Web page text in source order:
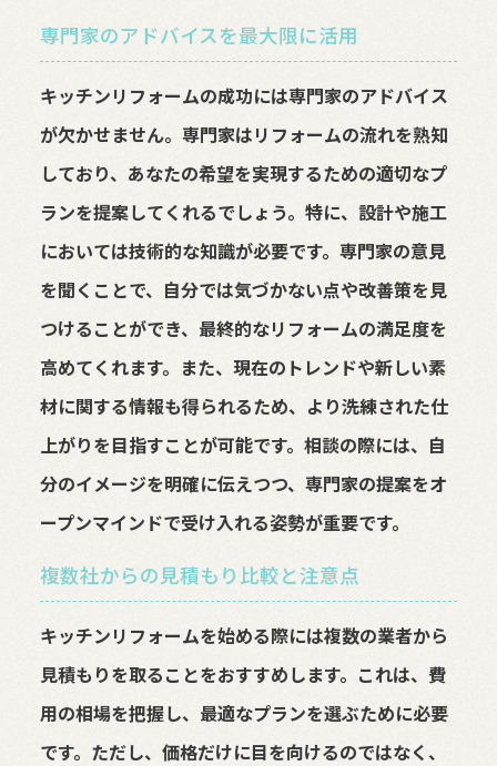
専門家のアドバイスを最大限に活用
キッチンリフォームの成功には専門家のアドバイス
が欠かせません。専門家はリフォームの流れを熟知
しており、あなたの希望を実現するための適切なプ
ランを提案してくれるでしょう。特に、設計や施工
においては技術的な知識が必要です。専門家の意見
を聞くことで、自分では気づかない点や改善策を見
つけることができ、最終的なリフォームの満足度を
高めてくれます。また、現在のトレンドや新しい素
材に関する情報も得られるため、より洗練された仕
上がりを目指すことが可能です。相談の際には、自
分のイメージを明確に伝えつつ、専門家の提案をオ
ープンマインドで受け入れる姿勢が重要です。
複数社からの見積もり比較と注意点
キッチンリフォームを始める際には複数の業者から
見積もりを取ることをおすすめします。これは、費
用の相場を把握し、最適なプランを選ぶために必要
です。ただし、価格だけに目を向けるのではなく、